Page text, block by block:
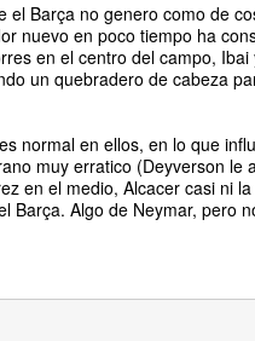
el Barça no genero como de
nuevo en poco tiempo ha
en el centro del campo, Ibai
un quebradero de cabeza
normal en ellos, en lo que
muy erratico (Deyverson le
en el medio, Alcacer casi ni
Barça. Algo de Neymar, pero